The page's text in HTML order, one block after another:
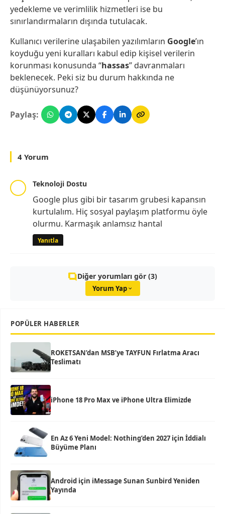
yedekleme ve verimlilik hizmetleri ise bu
sınırlandırmaların dışında tutulacak.
Kullanıcı verilerine ulaşabilen yazılımların Google’ın
koyduğu yeni kuralları kabul edip kişisel verilerin
korunması konusunda “hassas” davranmaları
beklenecek. Peki siz bu durum hakkında ne
düşünüyorsunuz?
Paylaş:
4 Yorum
Teknoloji Dostu
Google plus gibi bir tasarım grubesi kapansın
kurtulalım. Hiç sosyal paylaşım platformu öyle
olurmu. Karmaşık anlamsız hantal
Yanıtla
Diğer yorumları gör (3)
Yorum Yap
POPÜLER HABERLER
ROKETSAN’dan MSB’ye TAYFUN Fırlatma Aracı
Teslimatı
iPhone 18 Pro Max ve iPhone Ultra Elimizde
En Az 6 Yeni Model: Nothing’den 2027 için İddialı
Büyüme Planı
Android için iMessage Sunan Sunbird Yeniden
Yayında